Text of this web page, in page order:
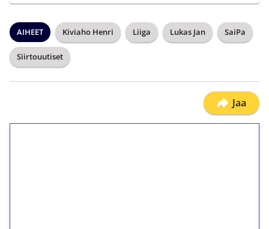
AIHEET Kiviaho Henri Liiga Lukas Jan SaiPa
Siirtouutiset
Jaa